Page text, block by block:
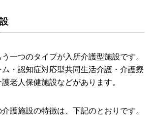
一つのタイプが入所介護型施設です。
・認知症対応型共同生活介護・介護療
老人保健施設などがあります。
護施設の特徴は、下記のとおりです。